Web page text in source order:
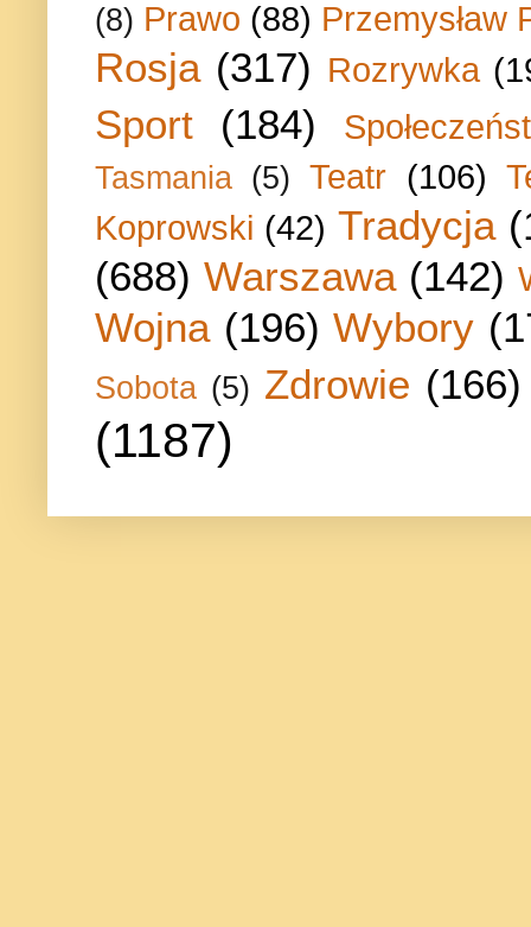
(8) Prawo (88) Przemysław
Rosja (317) Rozrywka
Sport (184)
Tasmania (5) Teatr (106)
Koprowski (42) Tradycja
(688) Warszawa (142)
Wojna (196) Wybory
Sobota (5) Zdrowie (166)
(1187)